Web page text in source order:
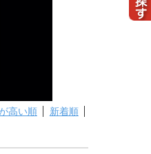
高い順 新着順